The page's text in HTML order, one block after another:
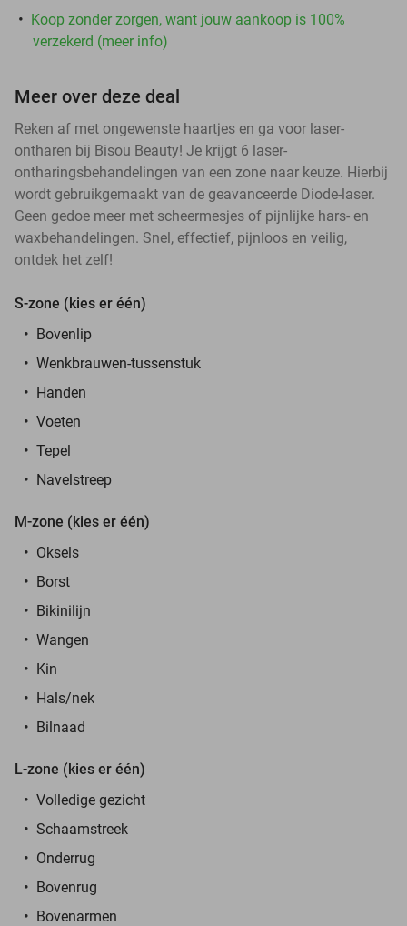
Koop zonder zorgen, want jouw aankoop is 100%
verzekerd (meer info)
Meer over deze deal
Reken af met ongewenste haartjes en ga voor laser-
ontharen bij Bisou Beauty! Je krijgt 6 laser-
ontharingsbehandelingen van een zone naar keuze. Hierbij
wordt gebruikgemaakt van de geavanceerde Diode-laser.
Geen gedoe meer met scheermesjes of pijnlijke hars- en
waxbehandelingen. Snel, effectief, pijnloos en veilig,
ontdek het zelf!
S-zone (kies er één)
Bovenlip
Wenkbrauwen-tussenstuk
Handen
Voeten
Tepel
Navelstreep
M-zone (kies er één)
Oksels
Borst
Bikinilijn
Wangen
Kin
Hals/nek
Bilnaad
L-zone (kies er één)
Volledige gezicht
Schaamstreek
Onderrug
Bovenrug
Bovenarmen